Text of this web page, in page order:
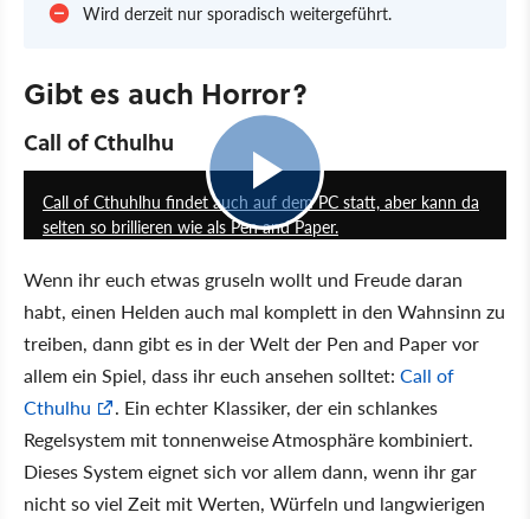
Wird derzeit nur sporadisch weitergeführt.
Gibt es auch Horror?
Call of Cthulhu
Call of Cthuhlhu findet auch auf dem PC statt, aber kann da
selten so brillieren wie als Pen and Paper.
Wenn ihr euch etwas gruseln wollt und Freude daran
habt, einen Helden auch mal komplett in den Wahnsinn zu
treiben, dann gibt es in der Welt der Pen and Paper vor
allem ein Spiel, dass ihr euch ansehen solltet: Call of
Cthulhu
. Ein echter Klassiker, der ein schlankes
Regelsystem mit tonnenweise Atmosphäre kombiniert.
Dieses System eignet sich vor allem dann, wenn ihr gar
nicht so viel Zeit mit Werten, Würfeln und langwierigen